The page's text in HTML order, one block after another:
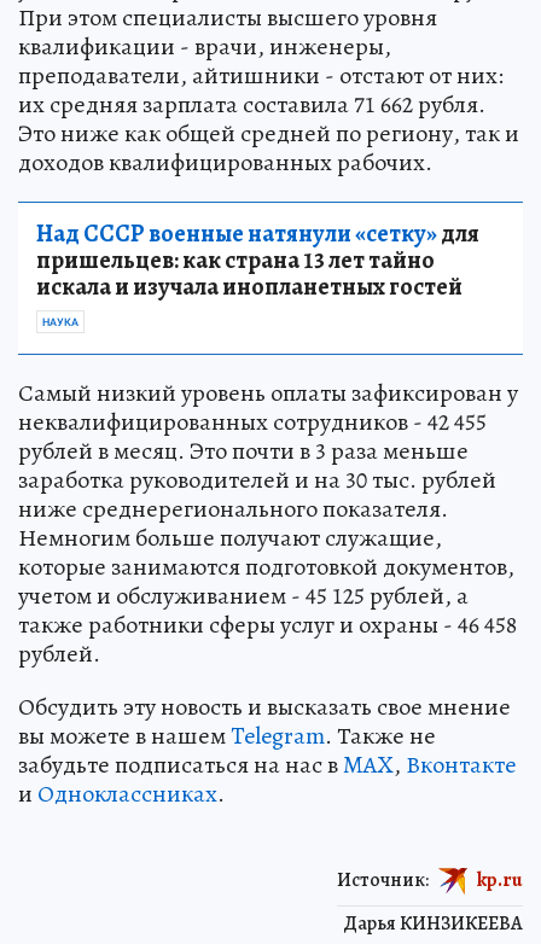
При этом специалисты высшего уровня
квалификации - врачи, инженеры,
преподаватели, айтишники - отстают от них:
их средняя зарплата составила 71 662 рубля.
Это ниже как общей средней по региону, так и
доходов квалифицированных рабочих.
Над СССР военные натянули «сетку»для
пришельцев: как страна 13 лет тайно
искала и изучала инопланетных гостей
НАУКА
Самый низкий уровень оплаты зафиксирован у
неквалифицированных сотрудников - 42 455
рублей в месяц. Это почти в 3 раза меньше
заработка руководителей и на 30 тыс. рублей
ниже среднерегионального показателя.
Немногим больше получают служащие,
которые занимаются подготовкой документов,
учетом и обслуживанием - 45 125 рублей, а
также работники сферы услуг и охраны - 46 458
рублей.
Обсудить эту новость и высказать свое мнение
вы можете в нашемTelegram. Также не
забудьте подписаться на нас вMAX, Вконтакте
и Одноклассниках.
Дарья КИНЗИКЕЕВА
Источник: kp.ru